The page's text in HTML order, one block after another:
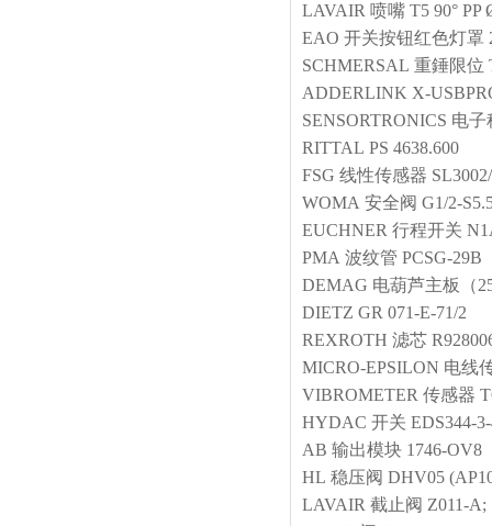
LAVAIR 喷嘴 T5 90° PP
EAO 开关按钮红色灯罩
SCHMERSAL 重錘限位
ADDERLINK X-
SENSORTRONICS 电子
RITTAL PS 4638.600
FSG 线性传感器
WOMA 安全阀 G1/2-
EUCHNER 行程开关
PMA 波纹管 PCSG-29B
DEMAG 电葫芦主板（
DIETZ GR 071-E-71/2
REXROTH 滤芯
MICRO-EPSILON 电线
VIBROMETER 传感器
HYDAC 开关 EDS344-
AB 输出模块 1746-OV8
HL 稳压阀 DHV05
LAVAIR 截止阀 Z011-A;